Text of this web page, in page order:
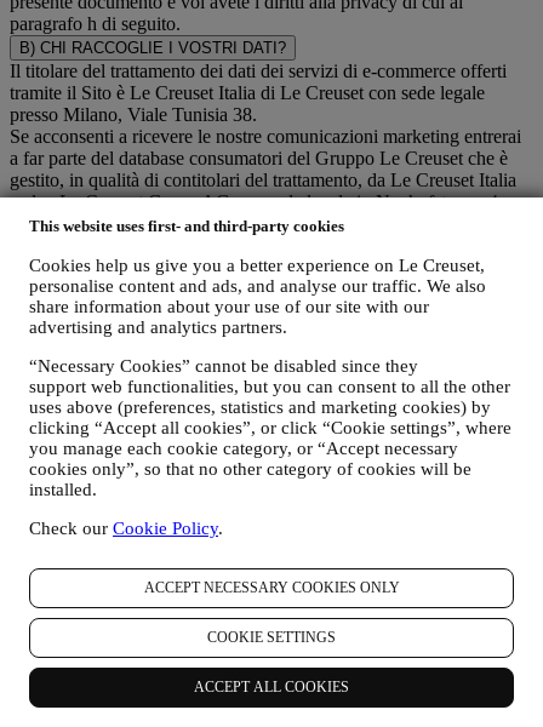
This website uses first- and third-party cookies
Cookies help us give you a better experience on Le Creuset,
personalise content and ads, and analyse our traffic. We also
share information about your use of our site with our
advertising and analytics partners.
“Necessary Cookies” cannot be disabled since they
support web functionalities, but you can consent to all the other
uses above (preferences, statistics and marketing cookies) by
clicking “Accept all cookies”, or click “Cookie settings”, where
you manage each cookie category, or “Accept necessary
cookies only”, so that no other category of cookies will be
installed.
Check our Cookie Policy.
ACCEPT NECESSARY COOKIES ONLY
COOKIE SETTINGS
ACCEPT ALL COOKIES
paragrafo h di seguito.
B) CHI RACCOGLIE I VOSTRI DATI?
Il titolare del trattamento dei dati dei servizi di e-commerce offerti
tramite il Sito è Le Creuset Italia di Le Creuset con sede legale
presso Milano, Viale Tunisia 38.
Se acconsenti a ricevere le nostre comunicazioni marketing entrerai
a far parte del database consumatori del Gruppo Le Creuset che è
gestito, in qualità di contitolari del trattamento, da Le Creuset Italia
s.r.l. e Le Creuset Group AG con sede legale in Neuhofstrasse 4,
6340 Baar, Svizzera. (che ha designato come rappresentate per
Paseo de Gracia 9, 2º - 08007, Barcelona, Spagna), sulla base di un
accordo di contitolarità che prevede essenzialmente che:
(a) Le Creuset Group AG sia responsabile della strategia generale
relativa al marketing e all’esperienza personalizzata del
(b) le entità locali di Le Creuset beneficino e implementino tale
strategia, sviluppando anche in modo indipendente comunicazioni
ed iniziative di marketing a livello locale (all'interno di un
determinato Paese);
(c) entrambi i contitolari siano tenuti a gestire le richieste relative ai
diritti degli interessati in materia di protezione dei dati.
Possiamo trattare i vostri dati per le seguenti finalità:
i. PER ADEMPIERE A NOSTRI OBBLIGHI LEGALI
Potremmo essere tenuti a trattare alcuni dati che vi riguardano
per adempiere a nostri obblighi legali e ad altri obblighi
derivanti da istruzioni ricevute da parte di autorità.
ii. PER CREARE UN NUOVO ACCOUNT LE CREUSET